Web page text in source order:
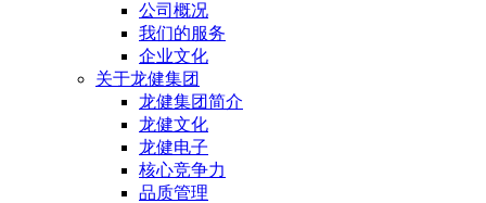
公司概况
我们的服务
企业文化
关于龙健集团
龙健集团简介
龙健文化
龙健电子
核心竞争力
品质管理